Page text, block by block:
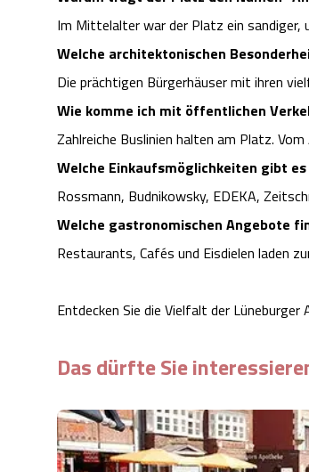
Im Mittelalter war der Platz ein
Welche architektonischen
Die prächtigen Bürgerhäuser mit ihren
Wie komme ich mit öffentlichen
Zahlreiche Buslinien halten am Platz.
Welche Einkaufsmöglichkeiten gibt
Rossmann, Budnikowsky, EDEKA,
Welche gastronomischen Angebote
Restaurants, Cafés und Eisdielen laden
Entdecken Sie die Vielfalt der
Das dürfte Sie